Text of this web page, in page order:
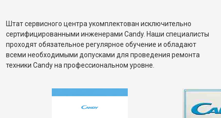
Штат сервисного центра укомплектован исключительно
сертифицированными инженерами Candy. Наши специалисты
проходят обязательное регулярное обучение и обладают
всеми необходимыми допусками для проведения ремонта
техники Candy на профессиональном уровне.